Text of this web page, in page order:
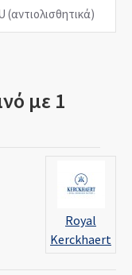
(αντιολισθητικά)
με 1
Royal
Kerckhaert